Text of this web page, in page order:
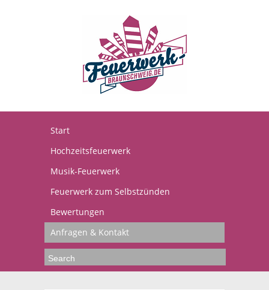
Start
Hochzeitsfeuerwerk
Musik-Feuerwerk
Feuerwerk zum Selbstzünden
Bewertungen
Anfragen & Kontakt